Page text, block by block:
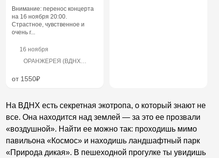
Внимание: перенос концерта
на 16 ноября 20:00.
Страстное, чувственное и
очень г...
16 ноября
ОРАНЖЕРЕЯ (ВДНХ
противоположной
стороны от центрального
14
от 1550₽
На ВДНХ есть секретная экотропа, о который знают не
все. Она находится над землей — за это ее прозвали
«воздушной». Найти ее можно так: проходишь мимо
павильона «Космос» и находишь ландшафтный парк
«Природа дикая». В пешеходной прогулке ты увидишь